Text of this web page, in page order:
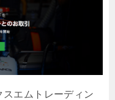
エムトレーディン